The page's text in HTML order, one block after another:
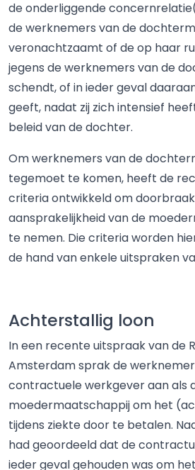
de onderliggende
de werknemers van de
veronachtzaamt of de op haar
jegens de werknemers van de
schendt, of in ieder geval
geeft, nadat zij zich intensief
beleid van de dochter.
Om werknemers van de
tegemoet te komen, heeft de
criteria ontwikkeld om
aansprakelijkheid van de
te nemen. Die criteria worden
de hand van enkele uitspraken
Achterstallig loon
In een recente uitspraak van de
Amsterdam sprak de
contractuele werkgever aan als
moedermaatschappij om het
tijdens ziekte door te betalen.
had geoordeeld dat de
ieder geval gehouden was om